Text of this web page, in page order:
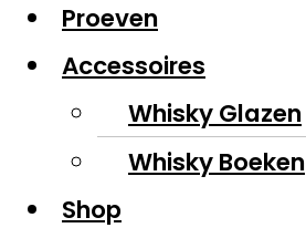
Proeven
Accessoires
Whisky Glazen
Whisky Boeken
Shop